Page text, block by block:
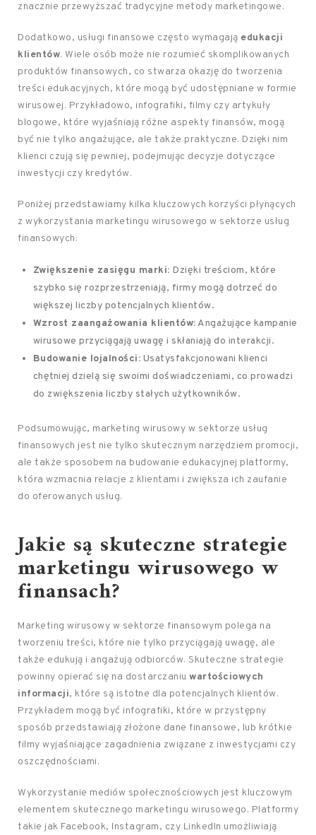
znacznie przewyższać tradycyjne metody marketingowe.
Dodatkowo, usługi finansowe często wymagają edukacji
klientów. Wiele osób może nie rozumieć skomplikowanych
produktów finansowych, co stwarza okazję do tworzenia
treści edukacyjnych, które mogą być udostępniane w formie
wirusowej. Przykładowo, infografiki, filmy czy artykuły
blogowe, które wyjaśniają różne aspekty finansów, mogą
być nie tylko angażujące, ale także praktyczne. Dzięki nim
klienci czują się pewniej, podejmując decyzje dotyczące
inwestycji czy kredytów.
Poniżej przedstawiamy kilka kluczowych korzyści płynących
z wykorzystania marketingu wirusowego w sektorze usług
finansowych:
Zwiększenie zasięgu marki: Dzięki treściom, które
szybko się rozprzestrzeniają, firmy mogą dotrzeć do
większej liczby potencjalnych klientów.
Wzrost zaangażowania klientów: Angażujące kampanie
wirusowe przyciągają uwagę i skłaniają do interakcji.
Budowanie lojalności: Usatysfakcjonowani klienci
chętniej dzielą się swoimi doświadczeniami, co prowadzi
do zwiększenia liczby stałych użytkowników.
Podsumowując, marketing wirusowy w sektorze usług
finansowych jest nie tylko skutecznym narzędziem promocji,
ale także sposobem na budowanie edukacyjnej platformy,
która wzmacnia relacje z klientami i zwiększa ich zaufanie
do oferowanych usług.
Jakie są skuteczne strategie
marketingu wirusowego w
finansach?
Marketing wirusowy w sektorze finansowym polega na
tworzeniu treści, które nie tylko przyciągają uwagę, ale
także edukują i angażują odbiorców. Skuteczne strategie
powinny opierać się na dostarczaniu wartościowych
informacji, które są istotne dla potencjalnych klientów.
Przykładem mogą być infografiki, które w przystępny
sposób przedstawiają złożone dane finansowe, lub krótkie
filmy wyjaśniające zagadnienia związane z inwestycjami czy
oszczędnościami.
Wykorzystanie mediów społecznościowych jest kluczowym
elementem skutecznego marketingu wirusowego. Platformy
takie jak Facebook, Instagram, czy LinkedIn umożliwiają